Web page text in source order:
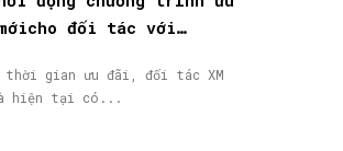
đối tác với
thời gian ưu đãi, đối tác XM
hiện tại có...